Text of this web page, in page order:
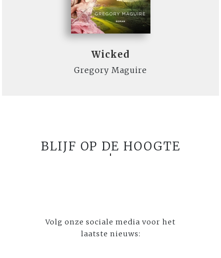
Wicked
Gregory Maguire
BLIJF OP DE HOOGTE
Volg onze sociale media voor het
laatste nieuws: